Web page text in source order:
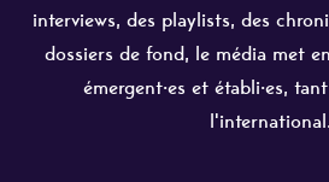
interviews, des playlists, des
dossiers de fond, le média met
émergent·es et établi·es,